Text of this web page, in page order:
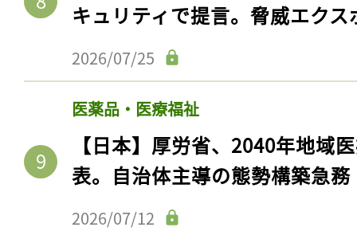
キュリティで提言。脅威エク
2026/07/25
医薬品・医療福祉
【日本】厚労省、2040年地域
表。自治体主導の態勢構築急務
2026/07/12